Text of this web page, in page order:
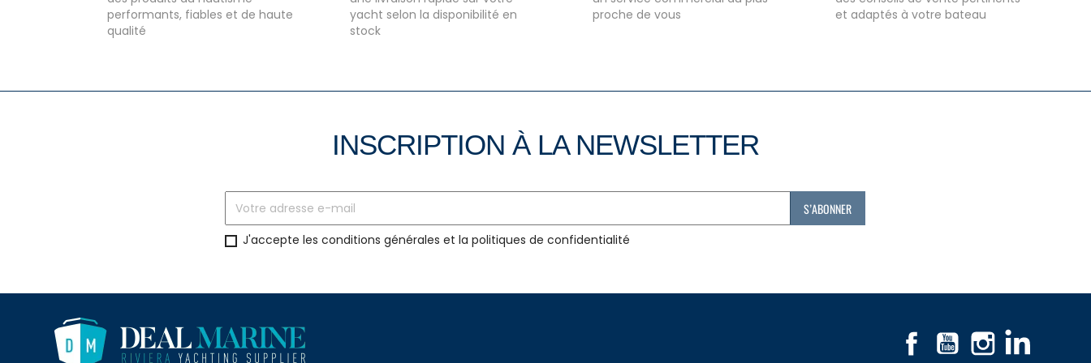
performants, fiables et de haute
qualité
yacht selon la disponibilité en
stock
proche de vous
et adaptés à votre bateau
INSCRIPTION À LA NEWSLETTER
J'accepte les conditions générales et la politiques de confidentialité
FacebookYouTubeInstagram